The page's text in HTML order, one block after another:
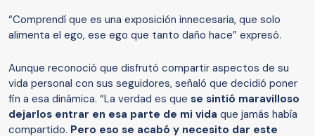
“Comprendí que es una exposición innecesaria, que solo
alimenta el ego, ese ego que tanto daño hace” expresó.
Aunque reconoció que disfrutó compartir aspectos de su
vida personal con sus seguidores, señaló que decidió poner
fin a esa dinámica. “La verdad es que se sintió maravilloso
dejarlos entrar en esa parte de mi vida que jamás había
compartido. Pero eso se acabó y necesito dar este